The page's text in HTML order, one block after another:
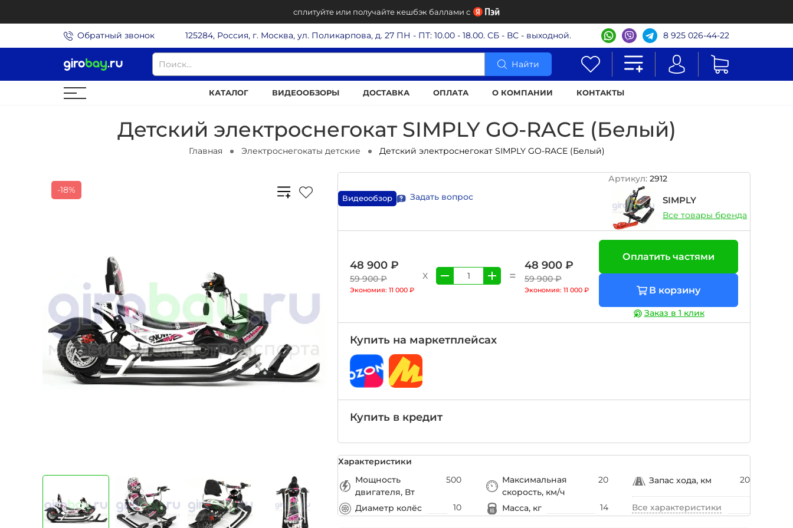
сплитуйте или получайте кешбэк баллами с
Обратный звонок 125284, Россия, г. Москва, ул. Поликарпова, д. 27 ПН - ПТ: 10.00 - 18.00. СБ - ВС - выходной. 8 925 026-44-22
Найти
КАТАЛОГ ВИДЕООБЗОРЫ ДОСТАВКА ОПЛАТА О КОМПАНИИ КОНТАКТЫ
Детский электроснегокат SIMPLY GO-RACE (Белый)
Главная Электроснегокаты детские Детский электроснегокат SIMPLY GO-RACE (Белый)
-18%
Видеообзор Задать вопрос
Артикул: 2912
SIMPLY
Все товары бренда
48 900 ₽
59 900 ₽
Экономия: 11 000 ₽
X =
48 900 ₽
59 900 ₽
Экономия: 11 000 ₽
Оплатить частями
В корзину
Заказ в 1 клик
Купить на маркетплейсах
Купить в кредит
Характеристики
Мощность
двигателя, Вт
500
Максимальная
скорость, км/ч
20 Запас хода, км 20
Диаметр колёс 10 Масса, кг 14 Все характеристики